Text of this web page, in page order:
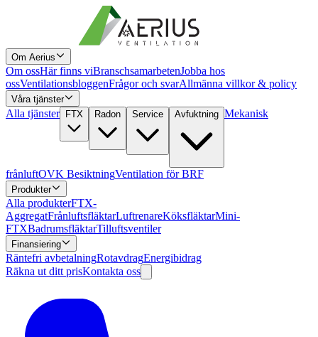
Om Aerius
Om ossHär finns viBranschsamarbetenJobba hos
ossVentilationsbloggenFrågor och svarAllmänna villkor & policy
Våra tjänster
Alla tjänster FTX Radon Service Avfuktning Mekanisk
frånluftOVK BesiktningVentilation för BRF
Produkter
Alla produkterFTX-
AggregatFrånluftsfläktarLuftrenareKöksfläktarMini-
FTXBadrumsfläktarTilluftsventiler
Finansiering
Räntefri avbetalningRotavdragEnergibidrag
Räkna ut ditt prisKontakta oss